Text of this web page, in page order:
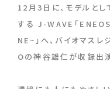
12月3日に、モデルと
する J-WAVE「
NE~」へ、バイオマス
Oの神谷雄仁が収録出演